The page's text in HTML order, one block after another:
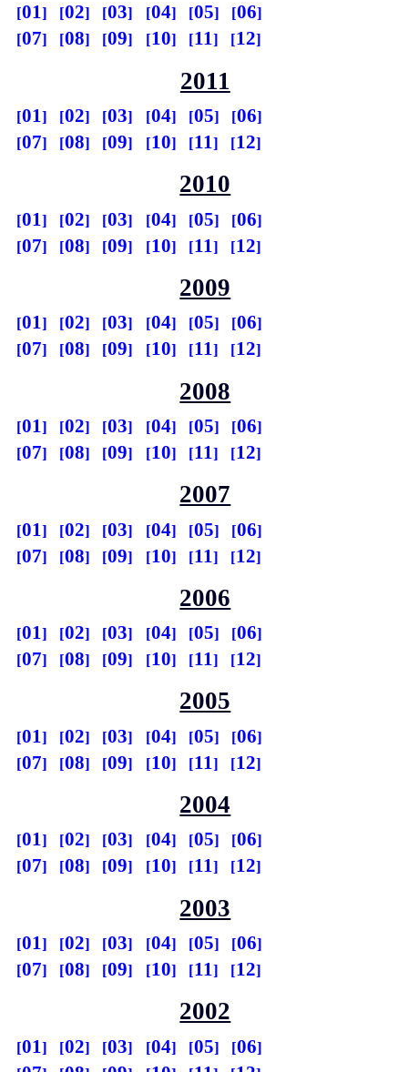
01 02 03 04 05
06
07
08 09 10 11 12
2011
01 02 03 04 05
06
07
08 09 10 11 12
2010
01 02 03 04 05
06
07
08 09 10 11 12
2009
01 02 03 04 05
06
07
08 09 10 11 12
2008
01 02 03 04 05
06
07
08 09 10 11 12
2007
01 02 03 04 05
06
07
08 09 10 11 12
2006
01 02 03 04 05
06
07
08 09 10 11 12
2005
01 02 03 04 05
06
07
08 09 10 11 12
2004
01 02 03 04 05
06
07
08 09 10 11 12
2003
01 02 03 04 05
06
07
08 09 10 11 12
2002
01 02 03 04 05
06